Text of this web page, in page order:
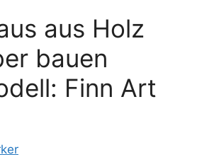
aus Holz
bauen
Finn Art